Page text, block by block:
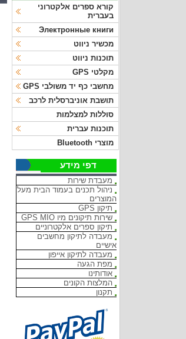
קורא ספרים אלקטרוני
בעברית
Электронные книги
מכשיר ניווט
תוכנות ניווט
מקלטי GPS
מחשבי כף יד משולבי GPS
תושבת אוניברסלית לרכב
סוללות למצלמות
תוכנות עברית
מוצרי Bluetooth
דפי מידע
מעבדת שירות
ניהול תכנים בעמוד הבית מעל
המוצרים
תיקון GPS
שירות תיקונים מיו GPS MIO
תיקון ספרים אלקטרוניים
מעבדה לתיקון מחשבים
אישיים
מעבדה לתיקון אייפון
מפת הגעה
אודותינו
המלצות הקונים
תקנון